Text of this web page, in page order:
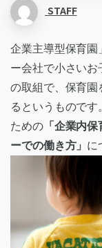
STAFF
企業主導型保育園
ー会社で小さい
の取組で、保育園
るというもので
ための「企業内保
ーでの働き方」 に